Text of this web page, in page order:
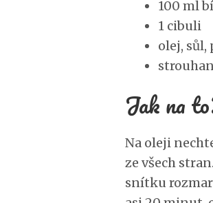
100 ml
1 cibuli
olej, sůl,
Jak na
Na oleji
ze všech
snítku